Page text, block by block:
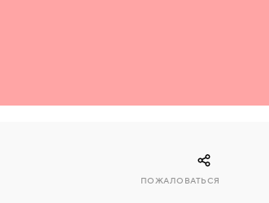
ПОЖАЛОВАТЬСЯ